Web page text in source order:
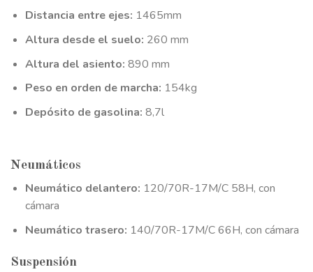
Distancia entre ejes: 1465mm
Altura desde el suelo: 260 mm
Altura del asiento: 890 mm
Peso en orden de marcha: 154kg
Depósito de gasolina: 8,7l
Neumáticos
Neumático delantero: 120/70R-17M/C 58H, con
cámara
Neumático trasero: 140/70R-17M/C 66H, con cámara
Suspensión